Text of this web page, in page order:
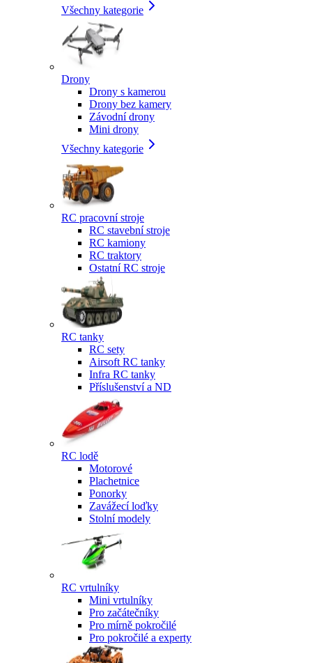
Všechny kategorie
Drony
Drony s kamerou
Drony bez kamery
Závodní drony
Mini drony
Všechny kategorie
RC pracovní stroje
RC stavební stroje
RC kamiony
RC traktory
Ostatní RC stroje
RC tanky
RC sety
Airsoft RC tanky
Infra RC tanky
Příslušenství a ND
RC lodě
Motorové
Plachetnice
Ponorky
Zavážecí loďky
Stolní modely
RC vrtulníky
Mini vrtulníky
Pro začátečníky
Pro mírně pokročilé
Pro pokročilé a experty